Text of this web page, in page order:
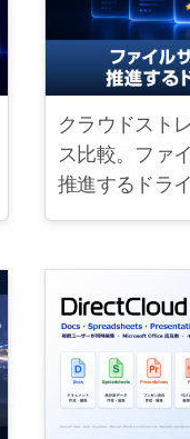
クラウドスト
ス比較。ファ
推進するドラ